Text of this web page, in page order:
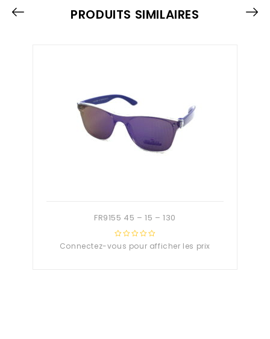
PRODUITS SIMILAIRES
FR9155 45 – 15 – 130
0
Connectez-vous pour afficher les prix